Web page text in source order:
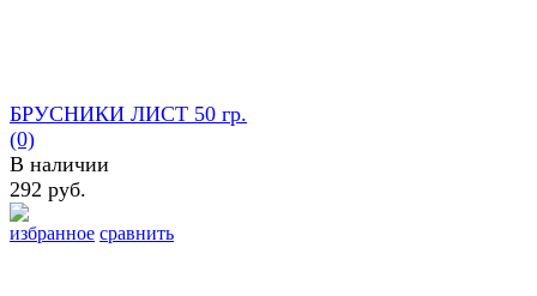
избранное сравнить
БРУСНИКИ ЛИСТ 50 гр.
(0)
В наличии
292 руб.